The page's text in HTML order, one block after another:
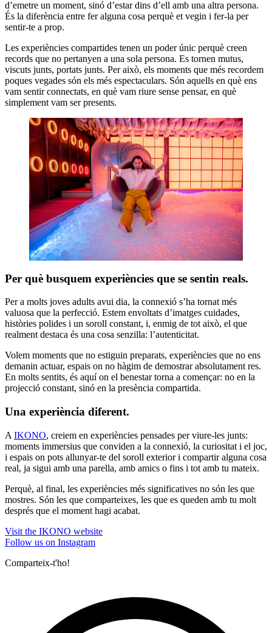
d’emetre un moment, sinó d’estar dins d’ell amb una altra persona.
És la diferència entre fer alguna cosa perquè et vegin i fer-la per
sentir-te a prop.
Les experiències compartides tenen un poder únic perquè creen
records que no pertanyen a una sola persona. Es tornen mutus,
viscuts junts, portats junts. Per això, els moments que més recordem
poques vegades són els més espectaculars. Són aquells en què ens
vam sentir connectats, en què vam riure sense pensar, en què
simplement vam ser presents.
Per què busquem experiències que se sentin reals.
Per a molts joves adults avui dia, la connexió s’ha tornat més
valuosa que la perfecció. Estem envoltats d’imatges cuidades,
històries polides i un soroll constant, i, enmig de tot això, el que
realment destaca és una cosa senzilla: l’autenticitat.
Volem moments que no estiguin preparats, experiències que no ens
demanin actuar, espais on no hàgim de demostrar absolutament res.
En molts sentits, és aquí on el benestar torna a començar: no en la
projecció constant, sinó en la presència compartida.
Una experiència diferent.
A IKONO, creiem en experiències pensades per viure-les junts:
moments immersius que conviden a la connexió, la curiositat i el joc,
i espais on pots allunyar-te del soroll exterior i compartir alguna cosa
real, ja sigui amb una parella, amb amics o fins i tot amb tu mateix.
Perquè, al final, les experiències més significatives no són les que
mostres. Són les que comparteixes, les que es queden amb tu molt
després que el moment hagi acabat.
Visit the IKONO website
Follow us on Instagram
Comparteix-t'ho!